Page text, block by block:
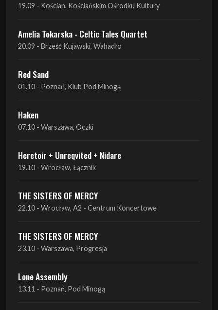
19.09 - Kościan, Kościańskim Ośrodku Kultury
Amelia Tokarska - Celtic Tales Quartet
20.09 - Brześć Kujawski, Wahadło
Red Sand
01.10 - Poznań, Klub Pod Minogą
Haken
07.10 - Warszawa, Oczki
Heretoir + Unreqvited + Nidare
19.10 - Wrocław, Łącznik
THE SISTERS OF MERCY
22.10 - Wrocław, A2 - Centrum Koncertowe
THE SISTERS OF MERCY
23.10 - Warszawa, Progresja
Lone Assembly
13.11 - Poznań, Pod Minogą